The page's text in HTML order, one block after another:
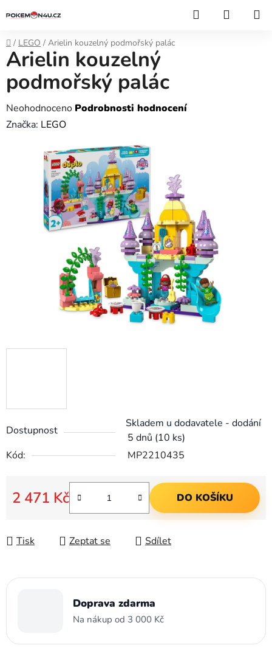
na
Hledat
Domů
/ LEGO / Arielin kouzelný podmořský palác
Dostupnost
Skladem u dodavatele - dodání
5 dnů (10 ks)
Kód:
MP2210435
2 471 Kč DO KOŠÍKU
Tisk Zeptat se Sdílet
Arielin kouzelný
podmořský palác
Průměrné
hodnocení
hvězdiček.
Neohodnoceno Podrobnosti hodnocení
Značka: LEGO
Doprava zdarma
Na nákup od 3 000 Kč